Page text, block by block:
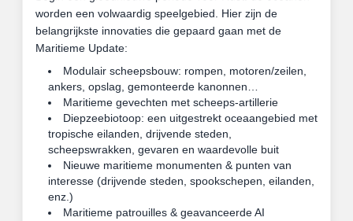
worden een volwaardig speelgebied. Hier zijn de
belangrijkste innovaties die gepaard gaan met de
Maritieme Update:
Modulair scheepsbouw: rompen, motoren/zeilen,
ankers, opslag, gemonteerde kanonnen…
Maritieme gevechten met scheeps-artillerie
Diepzeebiotoop: een uitgestrekt oceaangebied met
tropische eilanden, drijvende steden,
scheepswrakken, gevaren en waardevolle buit
Nieuwe maritieme monumenten & punten van
interesse (drijvende steden, spookschepen, eilanden,
enz.)
Maritieme patrouilles & geavanceerde AI